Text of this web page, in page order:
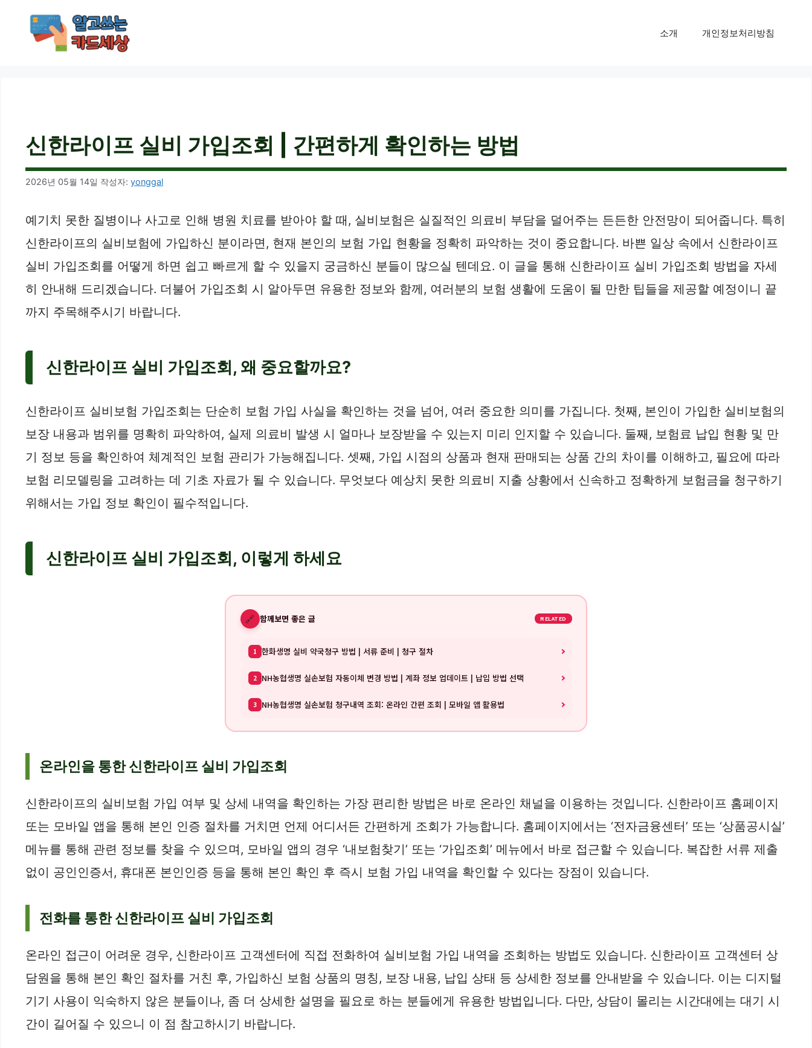
소개 개인정보처리방침
신한라이프 실비 가입조회 | 간편하게 확인하는 방법
2026년 05월 14일 작성자: yonggal
예기치 못한 질병이나 사고로 인해 병원 치료를 받아야 할 때, 실비보험은 실질적인 의료비 부담을 덜어주는 든든한 안전망이 되어줍니다. 특히
신한라이프의 실비보험에 가입하신 분이라면, 현재 본인의 보험 가입 현황을 정확히 파악하는 것이 중요합니다. 바쁜 일상 속에서 신한라이프
실비 가입조회를 어떻게 하면 쉽고 빠르게 할 수 있을지 궁금하신 분들이 많으실 텐데요. 이 글을 통해 신한라이프 실비 가입조회 방법을 자세
히 안내해 드리겠습니다. 더불어 가입조회 시 알아두면 유용한 정보와 함께, 여러분의 보험 생활에 도움이 될 만한 팁들을 제공할 예정이니 끝
까지 주목해주시기 바랍니다.
신한라이프 실비 가입조회, 왜 중요할까요?
신한라이프 실비보험 가입조회는 단순히 보험 가입 사실을 확인하는 것을 넘어, 여러 중요한 의미를 가집니다. 첫째, 본인이 가입한 실비보험의
보장 내용과 범위를 명확히 파악하여, 실제 의료비 발생 시 얼마나 보장받을 수 있는지 미리 인지할 수 있습니다. 둘째, 보험료 납입 현황 및 만
기 정보 등을 확인하여 체계적인 보험 관리가 가능해집니다. 셋째, 가입 시점의 상품과 현재 판매되는 상품 간의 차이를 이해하고, 필요에 따라
보험 리모델링을 고려하는 데 기초 자료가 될 수 있습니다. 무엇보다 예상치 못한 의료비 지출 상황에서 신속하고 정확하게 보험금을 청구하기
위해서는 가입 정보 확인이 필수적입니다.
신한라이프 실비 가입조회, 이렇게 하세요
🔗 함께보면 좋은 글 RELATED
1 한화생명 실비 약국청구 방법 | 서류 준비 | 청구 절차
2 NH농협생명 실손보험 자동이체 변경 방법 | 계좌 정보 업데이트 | 납입 방법 선택
3 NH농협생명 실손보험 청구내역 조회: 온라인 간편 조회 | 모바일 앱 활용법
온라인을 통한 신한라이프 실비 가입조회
신한라이프의 실비보험 가입 여부 및 상세 내역을 확인하는 가장 편리한 방법은 바로 온라인 채널을 이용하는 것입니다. 신한라이프 홈페이지
또는 모바일 앱을 통해 본인 인증 절차를 거치면 언제 어디서든 간편하게 조회가 가능합니다. 홈페이지에서는 ‘전자금융센터’ 또는 ‘상품공시실’
메뉴를 통해 관련 정보를 찾을 수 있으며, 모바일 앱의 경우 ‘내보험찾기’ 또는 ‘가입조회’ 메뉴에서 바로 접근할 수 있습니다. 복잡한 서류 제출
없이 공인인증서, 휴대폰 본인인증 등을 통해 본인 확인 후 즉시 보험 가입 내역을 확인할 수 있다는 장점이 있습니다.
전화를 통한 신한라이프 실비 가입조회
온라인 접근이 어려운 경우, 신한라이프 고객센터에 직접 전화하여 실비보험 가입 내역을 조회하는 방법도 있습니다. 신한라이프 고객센터 상
담원을 통해 본인 확인 절차를 거친 후, 가입하신 보험 상품의 명칭, 보장 내용, 납입 상태 등 상세한 정보를 안내받을 수 있습니다. 이는 디지털
기기 사용이 익숙하지 않은 분들이나, 좀 더 상세한 설명을 필요로 하는 분들에게 유용한 방법입니다. 다만, 상담이 몰리는 시간대에는 대기 시
간이 길어질 수 있으니 이 점 참고하시기 바랍니다.